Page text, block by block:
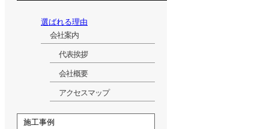
選ばれる理由
会社案内
代表挨拶
会社概要
アクセスマップ
施工事例